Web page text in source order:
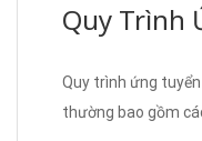
Quy Trình
Quy trình ứng
thường bao gồm